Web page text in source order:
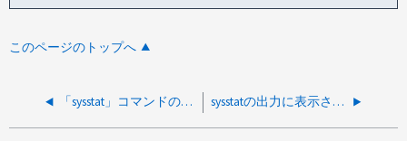
このページのトップへ
「sysstat」コマンドの意味 sysstatの出力に表示される「CP time」とはどういう意味ですか。